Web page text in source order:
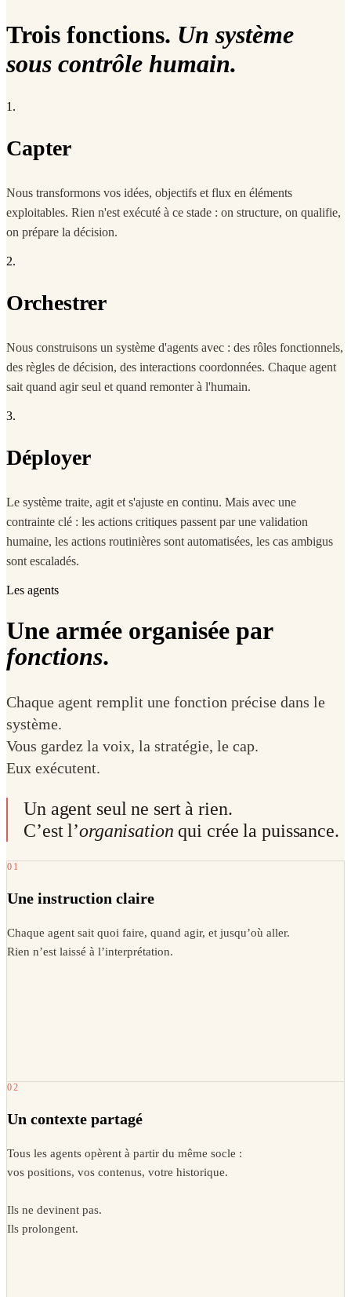
Trois fonctions. Un système
sous contrôle humain.
1.
Capter
Nous transformons vos idées, objectifs et flux en éléments
exploitables. Rien n'est exécuté à ce stade : on structure, on qualifie,
on prépare la décision.
2.
Orchestrer
Nous construisons un système d'agents avec : des rôles fonctionnels,
des règles de décision, des interactions coordonnées. Chaque agent
sait quand agir seul et quand remonter à l'humain.
3.
Déployer
Le système traite, agit et s'ajuste en continu. Mais avec une
contrainte clé : les actions critiques passent par une validation
humaine, les actions routinières sont automatisées, les cas ambigus
sont escaladés.
Les agents
Une armée organisée par
fonctions.
Chaque agent remplit une fonction précise dans le
système.
Vous gardez la voix, la stratégie, le cap.
Eux exécutent.
Un agent seul ne sert à rien.
C’est l’organisation qui crée la puissance.
01
Une instruction claire
Chaque agent sait quoi faire, quand agir, et jusqu’où aller.
Rien n’est laissé à l’interprétation.
02
Un contexte partagé
Tous les agents opèrent à partir du même socle :
vos positions, vos contenus, votre historique.
Ils ne devinent pas.
Ils prolongent.